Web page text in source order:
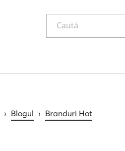
Caută
› Blogul › Branduri Hot